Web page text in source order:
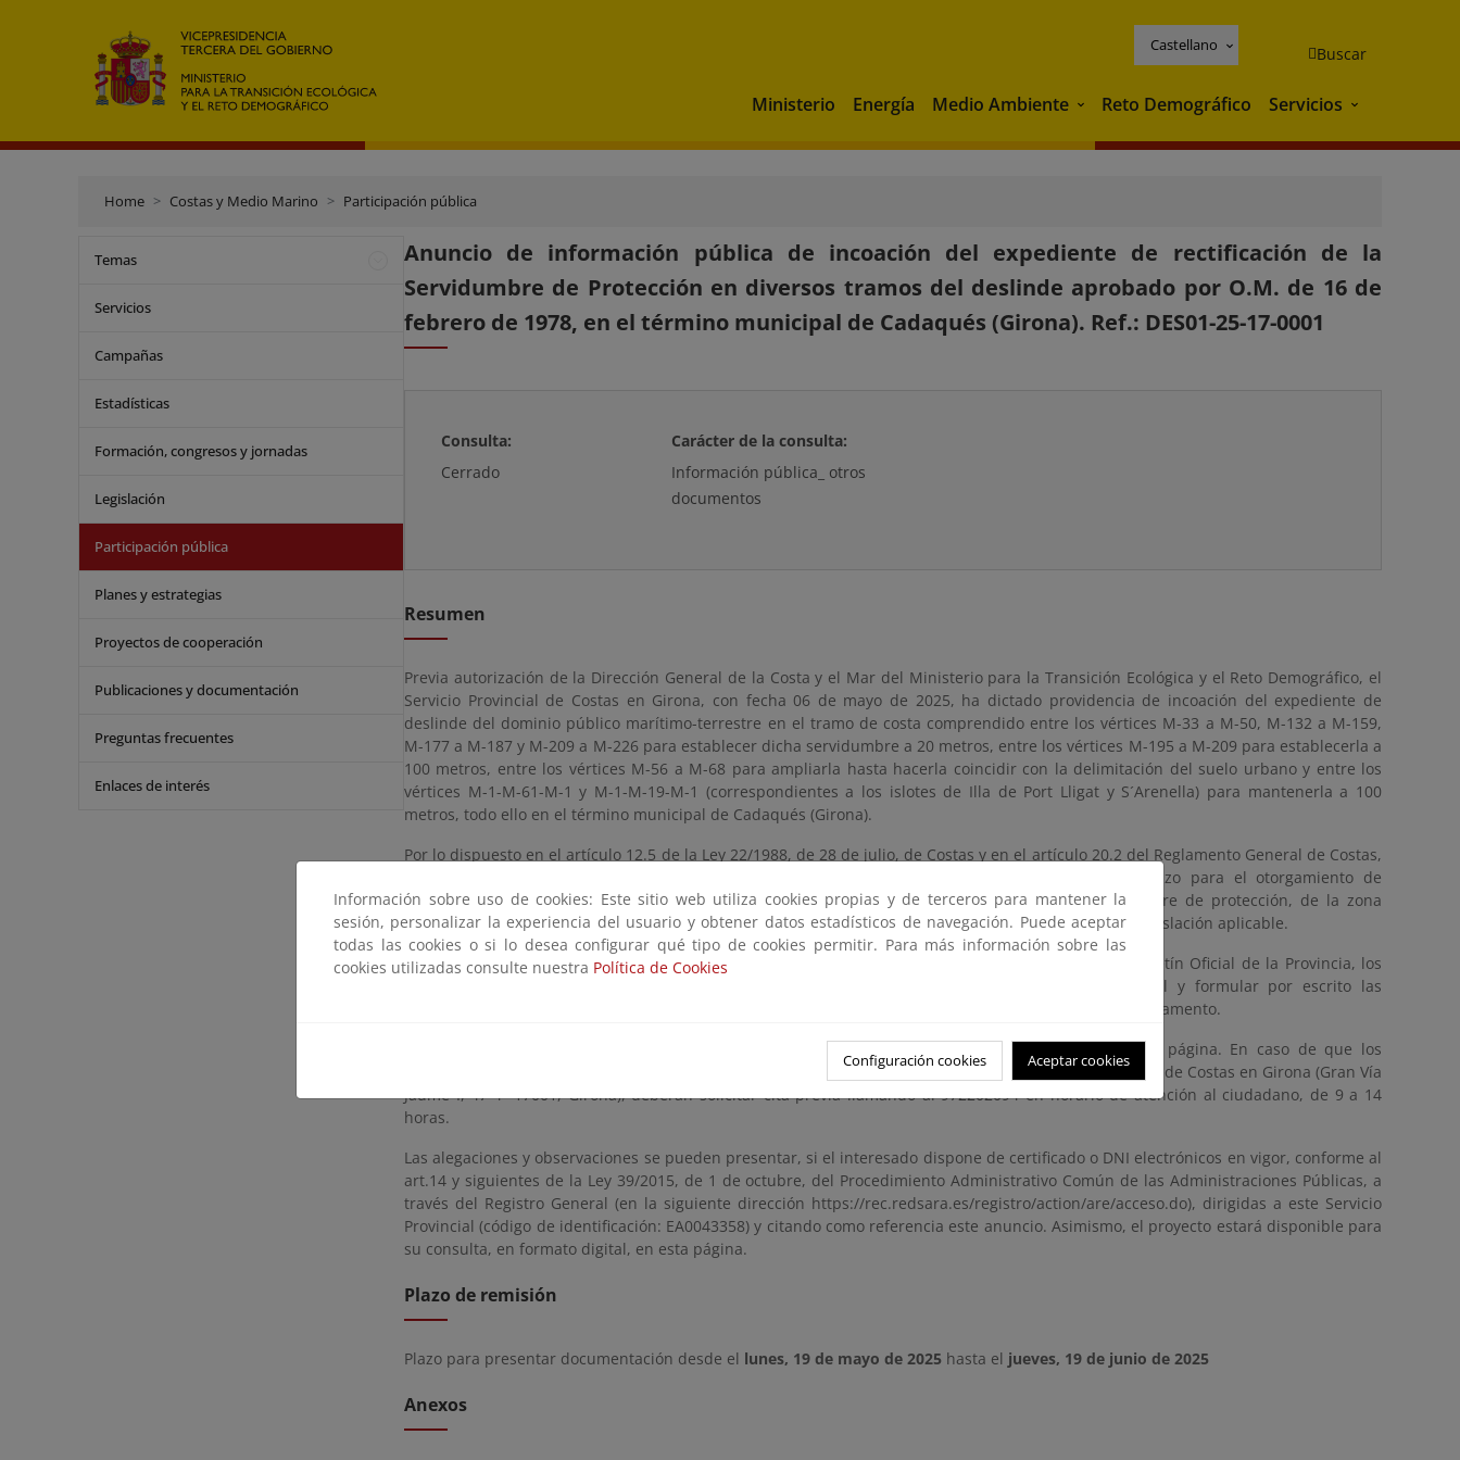
Castellano Buscar
Ministerio Energía Medio Ambiente Medio Ambiente
Reto Demográfico Servicios Servicios
Home Costas y Medio Marino Participación pública
Temas
Servicios
Campañas
Estadísticas
Formación, congresos y jornadas
Legislación
Participación pública
Planes y estrategias
Proyectos de cooperación
Publicaciones y documentación
Preguntas frecuentes
Enlaces de interés
Anuncio de información pública de incoación del expediente de rectificación de la
Servidumbre de Protección en diversos tramos del deslinde aprobado por O.M. de 16 de
febrero de 1978, en el término municipal de Cadaqués (Girona). Ref.: DES01-25-17-0001
Consulta:
Cerrado
Carácter de la consulta:
Información pública_ otros
documentos
Resumen
Previa autorización de la Dirección General de la Costa y el Mar del Ministerio para la Transición Ecológica y el Reto Demográfico, el
Servicio Provincial de Costas en Girona, con fecha 06 de mayo de 2025, ha dictado providencia de incoación del expediente de
deslinde del dominio público marítimo-terrestre en el tramo de costa comprendido entre los vértices M-33 a M-50, M-132 a M-159,
M-177 a M-187 y M-209 a M-226 para establecer dicha servidumbre a 20 metros, entre los vértices M-195 a M-209 para establecerla a
100 metros, entre los vértices M-56 a M-68 para ampliarla hasta hacerla coincidir con la delimitación del suelo urbano y entre los
vértices M-1-M-61-M-1 y M-1-M-19-M-1 (correspondientes a los islotes de Illa de Port Lligat y S´Arenella) para mantenerla a 100
metros, todo ello en el término municipal de Cadaqués (Girona).
Por lo dispuesto en el artículo 12.5 de la Ley 22/1988, de 28 de julio, de Costas y en el artículo 20.2 del Reglamento General de Costas,
aprobado por Real Decreto 876/2014, hasta la resolución del deslinde queda suspendido el plazo para el otorgamiento de
concesiones y autorizaciones en el dominio público marítimo-terrestre y en su zona de servidumbre de protección, de la zona
delimitada provisionalmente, objeto del presente deslinde, salvo las excepciones establecidas en la legislación aplicable.
Lo que se hace público a fin de que, en el plazo de un (1) mes, a partir de su publicación en el Boletín Oficial de la Provincia, los
interesados puedan comparecer en el expediente, examinar el plano de delimitación provisional y formular por escrito las
alegaciones que consideren oportunas, de acuerdo con lo establecido en el artículo 21.2 del citado Reglamento.
La documentación para consultar estará disponible para su consulta, en formato digital, en esta página. En caso de que los
interesados deseen consultar el expediente en las dependencias administrativas del Servicio Provincial de Costas en Girona (Gran Vía
Jaume I, 47-4º 17001, Girona), deberán solicitar cita previa llamando al 972202094 en horario de atención al ciudadano, de 9 a 14
horas.
Las alegaciones y observaciones se pueden presentar, si el interesado dispone de certificado o DNI electrónicos en vigor, conforme al
art.14 y siguientes de la Ley 39/2015, de 1 de octubre, del Procedimiento Administrativo Común de las Administraciones Públicas, a
través del Registro General (en la siguiente dirección https://rec.redsara.es/registro/action/are/acceso.do), dirigidas a este Servicio
Provincial (código de identificación: EA0043358) y citando como referencia este anuncio. Asimismo, el proyecto estará disponible para
su consulta, en formato digital, en esta página.
Plazo de remisión
Plazo para presentar documentación desde el lunes, 19 de mayo de 2025 hasta el jueves, 19 de junio de 2025
Anexos
Información sobre uso de cookies: Este sitio web utiliza cookies propias y de terceros para mantener la
sesión, personalizar la experiencia del usuario y obtener datos estadísticos de navegación. Puede aceptar
todas las cookies o si lo desea configurar qué tipo de cookies permitir. Para más información sobre las
cookies utilizadas consulte nuestra Política de Cookies
Configuración cookies Aceptar cookies